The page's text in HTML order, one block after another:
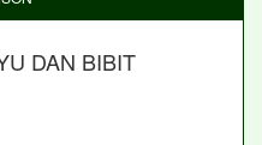
DAN BIBIT